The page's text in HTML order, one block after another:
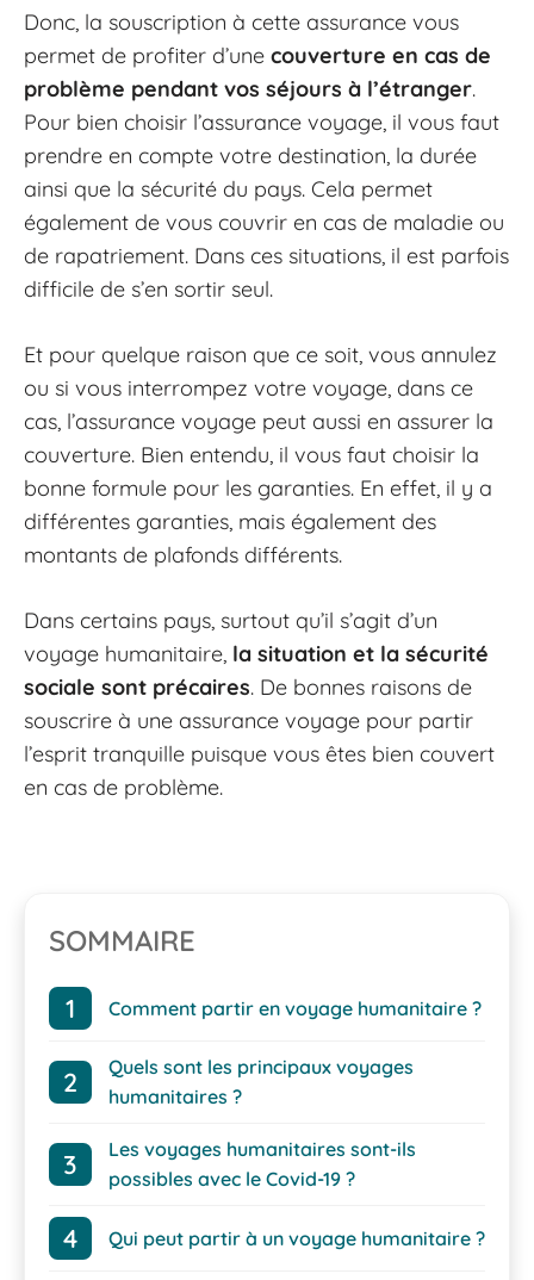
Donc, la souscription à cette assurance vous
permet de profiter d’une couverture en cas de
problème pendant vos séjours à l’étranger.
Pour bien choisir l’assurance voyage, il vous faut
prendre en compte votre destination, la durée
ainsi que la sécurité du pays. Cela permet
également de vous couvrir en cas de maladie ou
de rapatriement. Dans ces situations, il est parfois
difficile de s’en sortir seul.
Et pour quelque raison que ce soit, vous annulez
ou si vous interrompez votre voyage, dans ce
cas, l’assurance voyage peut aussi en assurer la
couverture. Bien entendu, il vous faut choisir la
bonne formule pour les garanties. En effet, il y a
différentes garanties, mais également des
montants de plafonds différents.
Dans certains pays, surtout qu’il s’agit d’un
voyage humanitaire, la situation et la sécurité
sociale sont précaires. De bonnes raisons de
souscrire à une assurance voyage pour partir
l’esprit tranquille puisque vous êtes bien couvert
en cas de problème.
SOMMAIRE
Comment partir en voyage humanitaire ?
Quels sont les principaux voyages
humanitaires ?
Les voyages humanitaires sont-ils
possibles avec le Covid-19 ?
Qui peut partir à un voyage humanitaire ?